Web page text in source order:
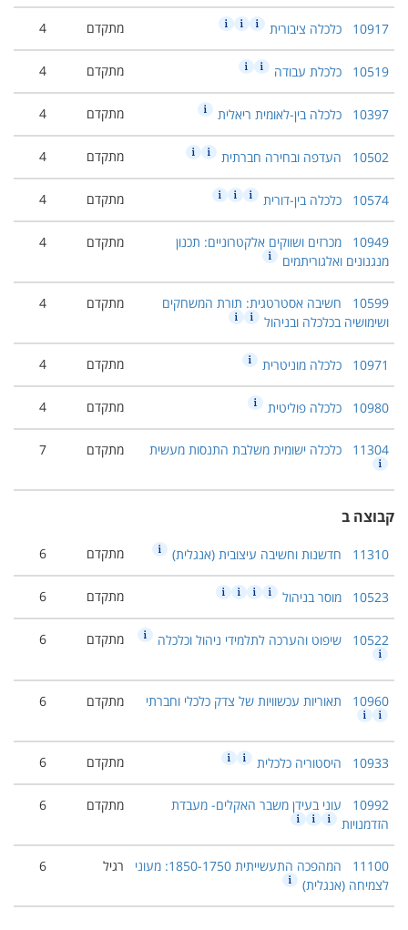
10917כלכלה ציבורית מתקדם
10519כלכלת עבודה מתקדם
10397כלכלה בין-לאומית ריאלית מתקדם
10502העדפה ובחירה חברתית מתקדם
10574כלכלה בין-דורית מתקדם
10949מכרזים ושווקים אלקטרוניים: תכנון
מנגנונים ואלגוריתמים
מתקדם
10599חשיבה אסטרטגית: תורת המשחקים
ושימושיה בכלכלה ובניהול
מתקדם
10971כלכלה מוניטרית מתקדם
10980כלכלה פוליטית מתקדם
11304כלכלה ישומית משלבת התנסות מעשית מתקדם
קבוצה ב
11310חדשנות וחשיבה עיצובית (אנגלית) מתקדם
10523מוסר בניהול מתקדם
10522שיפוט והערכה לתלמידי ניהול וכלכלה מתקדם
10960תאוריות עכשוויות של צדק כלכלי וחברתי מתקדם
10933היסטוריה כלכלית מתקדם
10992עוני בעידן משבר האקלים- מעבדת
הזדמנויות
מתקדם
11100
המהפכה התעשייתית 1850-1750: מעוני
לצמיחה (אנגלית)
רגיל